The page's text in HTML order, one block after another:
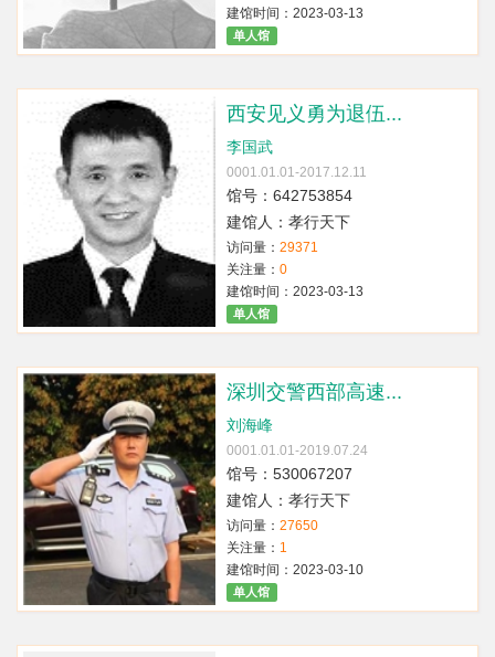
建馆时间：2023-03-13
单人馆
西安见义勇为退伍...
李国武
0001.01.01-2017.12.11
馆号：642753854
建馆人：孝行天下
访问量： 29371
关注量： 0
建馆时间：2023-03-13
单人馆
深圳交警西部高速...
刘海峰
0001.01.01-2019.07.24
馆号：530067207
建馆人：孝行天下
访问量： 27650
关注量： 1
建馆时间：2023-03-10
单人馆